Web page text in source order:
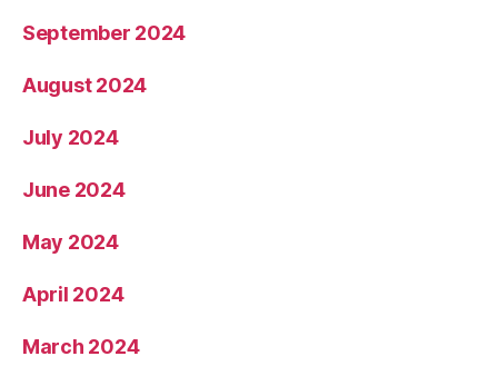
September 2024
August 2024
July 2024
June 2024
May 2024
April 2024
March 2024